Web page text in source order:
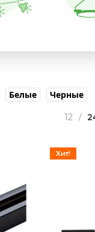
Белые Черные
12 /
Хит!